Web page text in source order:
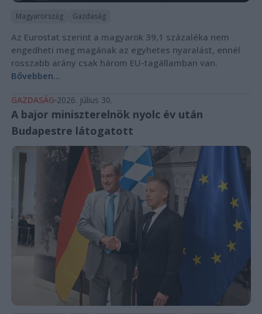
Magyarország Gazdaság
Az Eurostat szerint a magyarok 39,1 százaléka nem
engedheti meg magának az egyhetes nyaralást, ennél
rosszabb arány csak három EU-tagállamban van.
Bővebben...
GAZDASÁG 2026. július 30.
A bajor miniszterelnök nyolc év után
Budapestre látogatott